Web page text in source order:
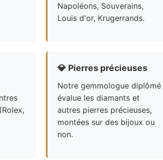
Napoléons, Souverains,
Louis d'or, Krugerrands.
💎 Pierres précieuses
Notre gemmologue diplômé
évalue les diamants et
autres pierres précieuses,
montées sur des bijoux ou
non.